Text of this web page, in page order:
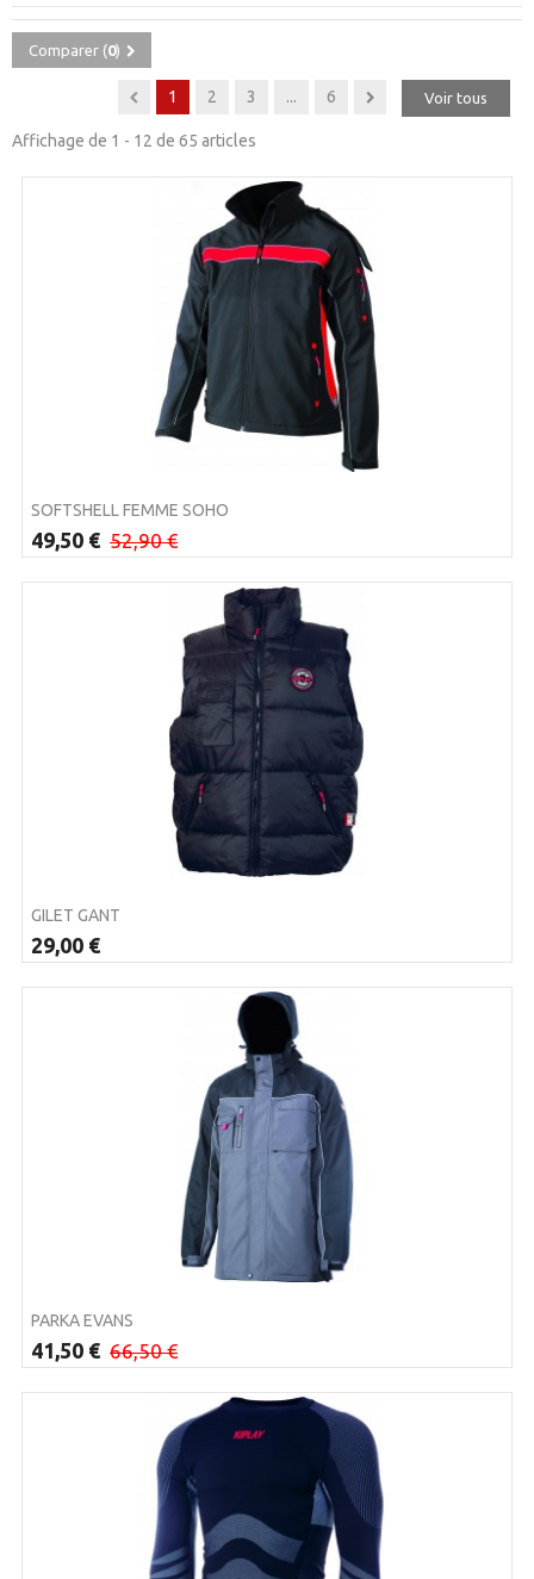
Comparer (0)
Voir tous
1 2 3 ... 6
Affichage de 1 - 12 de 65 articles
SOFTSHELL FEMME SOHO
49,50 € 52,90 €
GILET GANT
29,00 €
PARKA EVANS
41,50 € 66,50 €